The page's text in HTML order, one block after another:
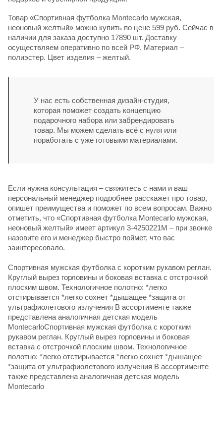
Товар «Спортивная футболка Montecarlo мужская,
неоновый желтый» можно купить по цене 599 руб. Сейчас в
наличии для заказа доступно 17890 шт. Доставку
осуществляем оперативно по всей РФ. Материал –
полиэстер. Цвет изделия – желтый.
У нас есть собственная дизайн-студия,
которая поможет создать концепцию
подарочного набора или забрендировать
товар. Мы можем сделать всё с нуля или
поработать с уже готовыми материалами.
Если нужна консультация – свяжитесь с нами и ваш
персональный менеджер подробнее расскажет про товар,
опишет преимущества и поможет по всем вопросам. Важно
отметить, что «Спортивная футболка Montecarlo мужская,
неоновый желтый» имеет артикул 3-4250221M – при звонке
назовите его и менеджер быстро поймет, что вас
заинтересовало.
Спортивная мужская футболка с коротким рукавом реглан.
Круглый вырез горловины и боковая вставка с отстрочкой
плоским швом. Технологичное полотно: *легко
отстирывается *легко сохнет *дышащее *защита от
ультрафиолетового излучения В ассортименте также
представлена аналогичная детская модель
MontecarloСпортивная мужская футболка с коротким
рукавом реглан. Круглый вырез горловины и боковая
вставка с отстрочкой плоским швом. Технологичное
полотно: *легко отстирывается *легко сохнет *дышащее
*защита от ультрафиолетового излучения В ассортименте
также представлена аналогичная детская модель
Montecarlo